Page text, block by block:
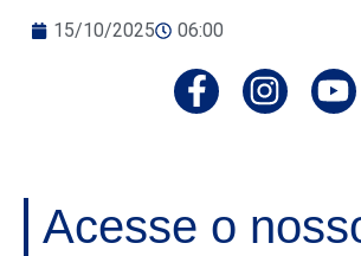
15/10/2025 06:00
Acesse o